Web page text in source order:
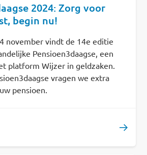
2024: Zorg voor
begin nu!
november vindt de 14e editie
Pensioen3daagse, een
platform Wijzer in geldzaken.
vragen we extra
pensioen.